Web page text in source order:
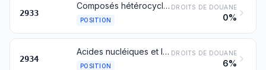
2933
Composés hétérocycliques à hétéroatome(s) d'azote exclusivement
POSITION
DROITS DE DOUANE
0%
2934
Acides nucléiques et leurs sels, de constitution chimique définie ou non; autres composés hétérocycliques
POSITION
DROITS DE DOUANE
6%